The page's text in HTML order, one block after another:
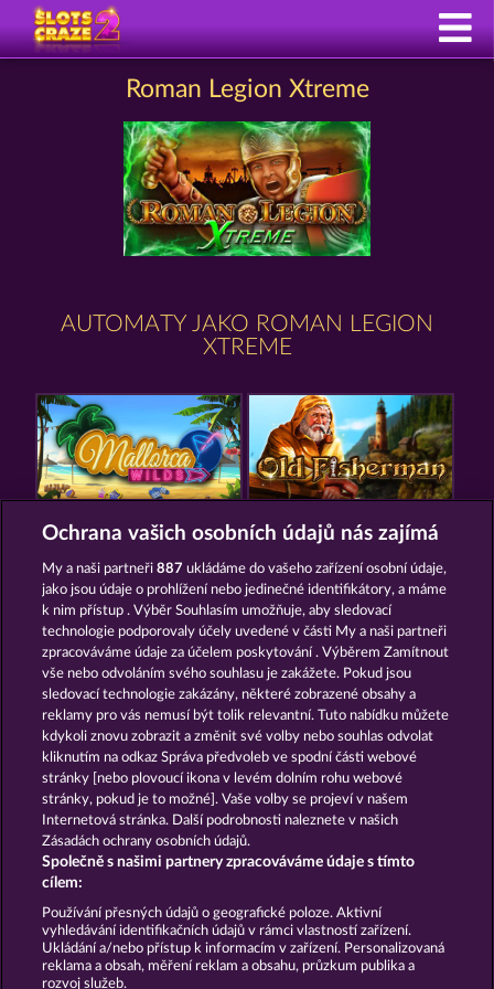
Roman Legion Xtreme
AUTOMATY JAKO ROMAN LEGION
XTREME
MALLORCA WILDS OLD FISHERMAN
BALTHAZAR PIGGY COLLECT MULTIPLY
Podmínky Prohlášení o ochraně údajů
Kontakt Společnost Časté dotazy
Facebook
Podat Žádost o Odstoupení
Ochrana vašich osobních údajů nás zajímá
My a naši partneři887 ukládáme do vašeho zařízení osobní údaje,
jako jsou údaje o prohlížení nebo jedinečné identifikátory, a máme
k nim přístup . Výběr Souhlasím umožňuje, aby sledovací
technologie podporovaly účely uvedené v části My a naši partneři
zpracováváme údaje za účelem poskytování . Výběrem Zamítnout
vše nebo odvoláním svého souhlasu je zakážete. Pokud jsou
sledovací technologie zakázány, některé zobrazené obsahy a
reklamy pro vás nemusí být tolik relevantní. Tuto nabídku můžete
kdykoli znovu zobrazit a změnit své volby nebo souhlas odvolat
kliknutím na odkaz Správa předvoleb ve spodní části webové
stránky [nebo plovoucí ikona v levém dolním rohu webové
stránky, pokud je to možné]. Vaše volby se projeví v našem
Internetová stránka. Další podrobnosti naleznete v našich
Zásadách ochrany osobních údajů.
Společně s našimi partnery zpracováváme údaje s tímto
cílem:
Používání přesných údajů o geografické poloze. Aktivní
vyhledávání identifikačních údajů v rámci vlastností zařízení.
Ukládání a/nebo přístup k informacím v zařízení. Personalizovaná
reklama a obsah, měření reklam a obsahu, průzkum publika a
rozvoj služeb.